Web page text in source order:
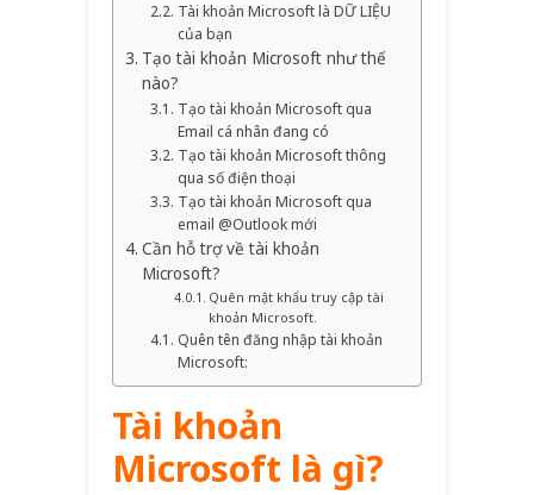
Tài khoản Microsoft là DỮ LIỆU
của bạn
Tạo tài khoản Microsoft như thế
nào?
Tạo tài khoản Microsoft qua
Email cá nhân đang có
Tạo tài khoản Microsoft thông
qua số điện thoại
Tạo tài khoản Microsoft qua
email @Outlook mới
Cần hỗ trợ về tài khoản
Microsoft?
Quên mật khẩu truy cập tài
khoản Microsoft.
Quên tên đăng nhập tài khoản
Microsoft:
Tài khoản
Microsoft là gì?